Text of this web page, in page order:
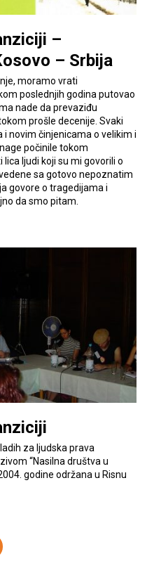
–
– Srbija
moramo vrati
poslednjih godina putovao
nade da prevaziđu
prošle decenije. Svaki
novim činjenicama o velikim i
počinile tokom
ljudi koji su mi govorili o
sa gotovo nepoznatim
govore o tragedijama i
da smo pitam.
za ljudska prava
“Nasilna društva u
godine održana u Risnu